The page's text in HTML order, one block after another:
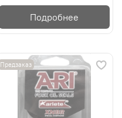
Подробнее
Предзаказ